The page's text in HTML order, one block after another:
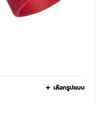
เลือกรูปแบบ